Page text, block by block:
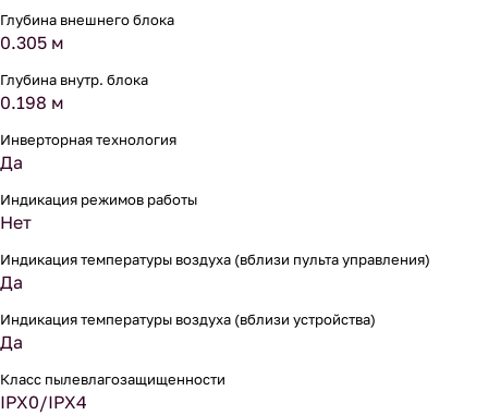
Глубина внешнего блока
0.305 м
Глубина внутр. блока
0.198 м
Инверторная технология
Да
Индикация режимов работы
Нет
Индикация температуры воздуха (вблизи пульта управления)
Да
Индикация температуры воздуха (вблизи устройства)
Да
Класс пылевлагозащищенности
IPX0/IPX4